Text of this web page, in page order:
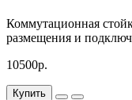
Коммутационная
размещения и
10500р.
Купить